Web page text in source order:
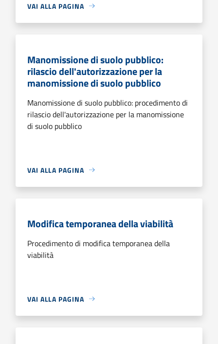
VAI ALLA PAGINA
Manomissione di suolo pubblico:
rilascio dell'autorizzazione per la
manomissione di suolo pubblico
Manomissione di suolo pubblico: procedimento di
rilascio dell'autorizzazione per la manomissione
di suolo pubblico
VAI ALLA PAGINA
Modifica temporanea della viabilità
Procedimento di modifica temporanea della
viabilità
VAI ALLA PAGINA